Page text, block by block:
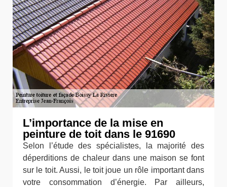
L’importance de la mise en
peinture de toit dans le 91690
Selon l’étude des spécialistes, la majorité des
déperditions de chaleur dans une maison se font
sur le toit. Aussi, le toit joue un rôle important dans
votre consommation d’énergie. Par ailleurs,